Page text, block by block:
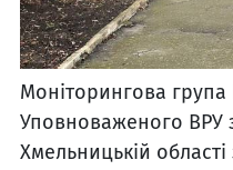
Моніторингова
Уповноваженого ВРУ
Хмельницькій